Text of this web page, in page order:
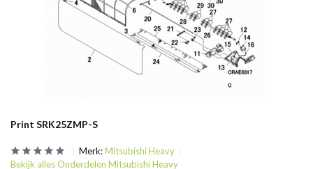
Print SRK25ZMP-S
Merk:Mitsubishi Heavy
Bekijk alles Onderdelen Mitsubishi Heavy